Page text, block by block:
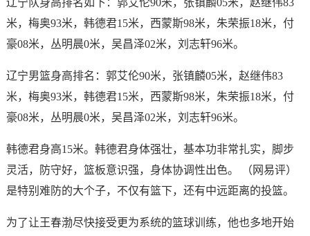
米，梅奥93米，韩德君15米，西蒙斯98米，朱荣振18米，付
豪08米，丛明晨0米，吴昌泽02米，刘志轩96米。
辽宁男篮身高排名：郭艾伦90米，张镇麟05米，赵继伟83
米，梅奥93米，韩德君15米，西蒙斯98米，朱荣振18米，付
豪08米，丛明晨0米，吴昌泽02米，刘志轩96米。
韩德君身高15米。韩德君身体强壮，基本功非常扎实，脚步
灵活，防守好，篮板意识强，身体协调性出色。 （网易评）
是特别难防的大个子，不仅有篮下，还有中远距离的投篮。
为了让王春渤尽快接受更为系统的篮球训练，他也多地开始